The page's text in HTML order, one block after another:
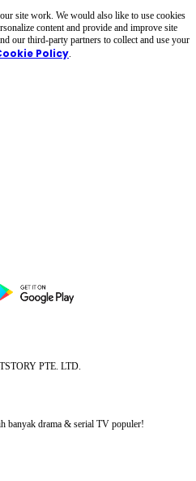
site work. We would also like to use cookies
content and provide and improve site
our third-party partners to collect and use your
Policy.
PTE. LTD.
banyak drama & serial TV populer!